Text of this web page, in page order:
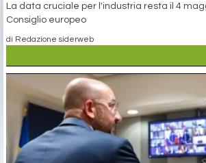
La data cruciale per l'industria resta il 4
Consiglio europeo
di Redazione siderweb